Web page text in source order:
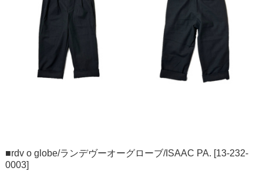
■rdv o globe/ランデヴーオーグローブ/ISAAC PA. [13-232-
0003]